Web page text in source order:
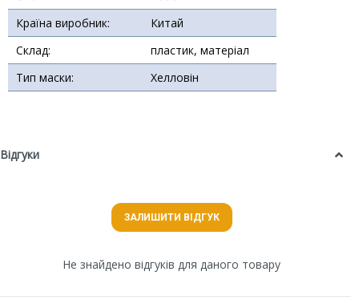
Країна виробник:
Китай
Склад:
пластик, матеріал
Тип маски:
Хелловін
Відгуки
ЗАЛИШИТИ ВІДГУК
Не знайдено відгуків для даного товару